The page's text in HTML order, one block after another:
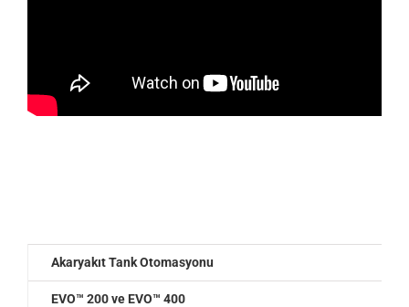
Akaryakıt Tank Otomasyonu
EVO™ 200 ve EVO™ 400